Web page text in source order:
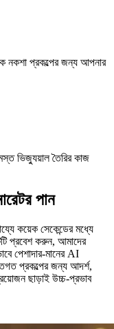
নকশা প্রকল্পের জন্য আপনার
ভিজ্যুয়াল তৈরির কাজ
পান
কয়েক সেকেন্ডের মধ্যে
প্রবেশ করুন, আমাদের
পেশাদার-মানের AI
প্রকল্পের জন্য আদর্শ,
ছাড়াই উচ্চ-প্রভাব